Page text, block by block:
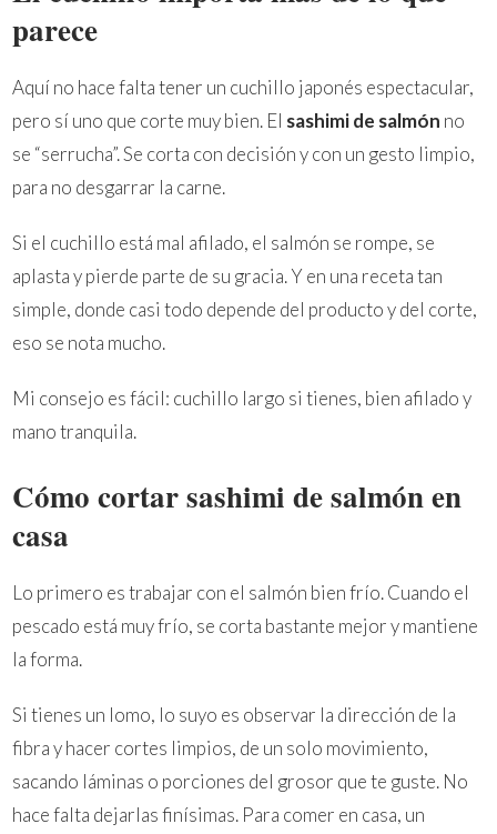
parece
Aquí no hace falta tener un cuchillo japonés espectacular,
pero sí uno que corte muy bien. El sashimi de salmón no
se “serrucha”. Se corta con decisión y con un gesto limpio,
para no desgarrar la carne.
Si el cuchillo está mal afilado, el salmón se rompe, se
aplasta y pierde parte de su gracia. Y en una receta tan
simple, donde casi todo depende del producto y del corte,
eso se nota mucho.
Mi consejo es fácil: cuchillo largo si tienes, bien afilado y
mano tranquila.
Cómo cortar sashimi de salmón en
casa
Lo primero es trabajar con el salmón bien frío. Cuando el
pescado está muy frío, se corta bastante mejor y mantiene
la forma.
Si tienes un lomo, lo suyo es observar la dirección de la
fibra y hacer cortes limpios, de un solo movimiento,
sacando láminas o porciones del grosor que te guste. No
hace falta dejarlas finísimas. Para comer en casa, un